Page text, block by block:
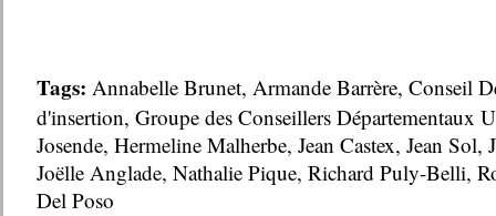
Tags: Annabelle Brunet, Armande Barrère, Conseil
d'insertion, Groupe des Conseillers Départementaux
Josende, Hermeline Malherbe, Jean Castex, Jean Sol,
Joëlle Anglade, Nathalie Pique, Richard Puly-Belli,
Del Poso